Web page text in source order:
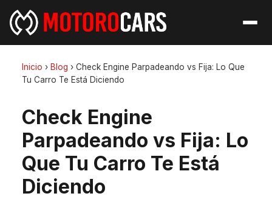
Inicio › Blog › Check Engine Parpadeando vs Fija: Lo Que
Tu Carro Te Está Diciendo
Check Engine
Parpadeando vs Fija: Lo
Que Tu Carro Te Está
Diciendo